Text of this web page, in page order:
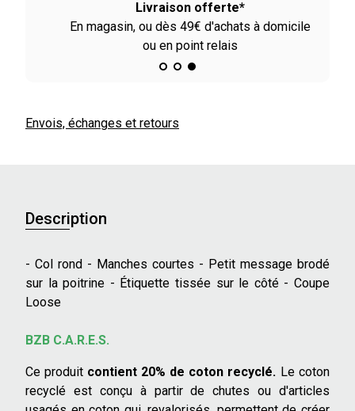
Paiement en 2X - 3X - 4X
Avec Paypal et dès 60€ avec Alma
Envois, échanges et retours
Description
- Col rond - Manches courtes - Petit message brodé
sur la poitrine - Étiquette tissée sur le côté - Coupe
Loose
BZB C.A.R.E.S.
Ce produit contient 20% de coton recyclé. Le coton
recyclé est conçu à partir de chutes ou d'articles